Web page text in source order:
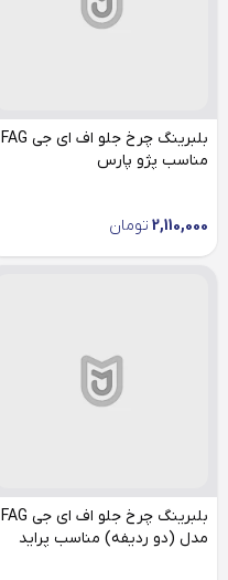
بلبرینگ چرخ جلو اف ای جی FAG
مناسب پژو پارس
2,110,000 تومان
بلبرینگ چرخ جلو اف ای جی FAG
مدل (دو ردیفه) مناسب پراید